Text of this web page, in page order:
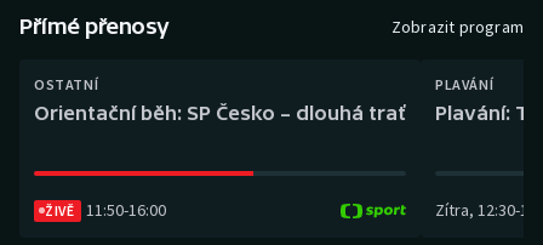
Box
Curling
Přímé přenosy Zobrazit program
OSTATNÍ
Orientační běh: SP Česko – dlouhá trať
ŽIVĚ 11:50-16:00
PLAVÁNÍ
Plavání:
Zítra, 12:30-